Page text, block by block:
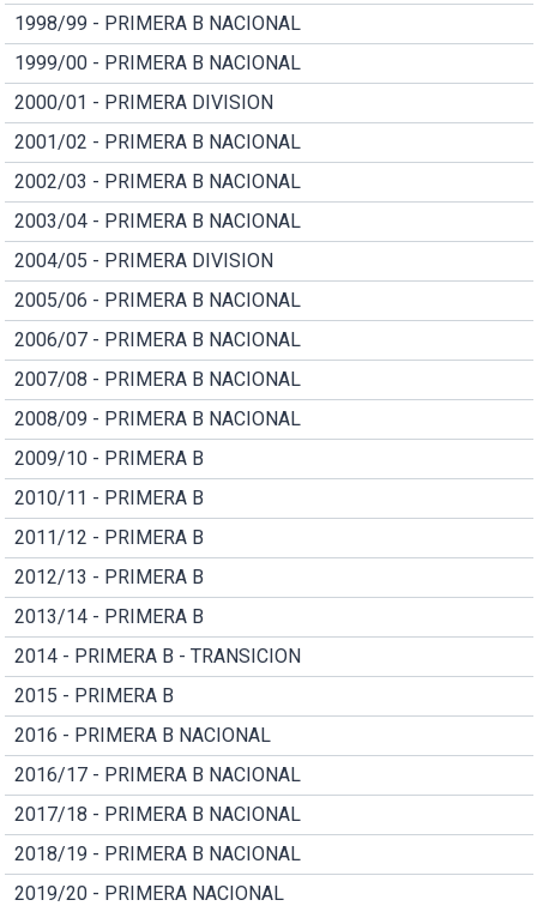
1998/99 - PRIMERA B NACIONAL
1999/00 - PRIMERA B NACIONAL
2000/01 - PRIMERA DIVISION
2001/02 - PRIMERA B NACIONAL
2002/03 - PRIMERA B NACIONAL
2003/04 - PRIMERA B NACIONAL
2004/05 - PRIMERA DIVISION
2005/06 - PRIMERA B NACIONAL
2006/07 - PRIMERA B NACIONAL
2007/08 - PRIMERA B NACIONAL
2008/09 - PRIMERA B NACIONAL
2009/10 - PRIMERA B
2010/11 - PRIMERA B
2011/12 - PRIMERA B
2012/13 - PRIMERA B
2013/14 - PRIMERA B
2014 - PRIMERA B - TRANSICION
2015 - PRIMERA B
2016 - PRIMERA B NACIONAL
2016/17 - PRIMERA B NACIONAL
2017/18 - PRIMERA B NACIONAL
2018/19 - PRIMERA B NACIONAL
2019/20 - PRIMERA NACIONAL